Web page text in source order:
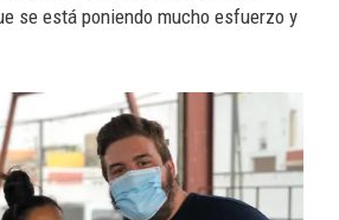
se está poniendo mucho esfuerzo y